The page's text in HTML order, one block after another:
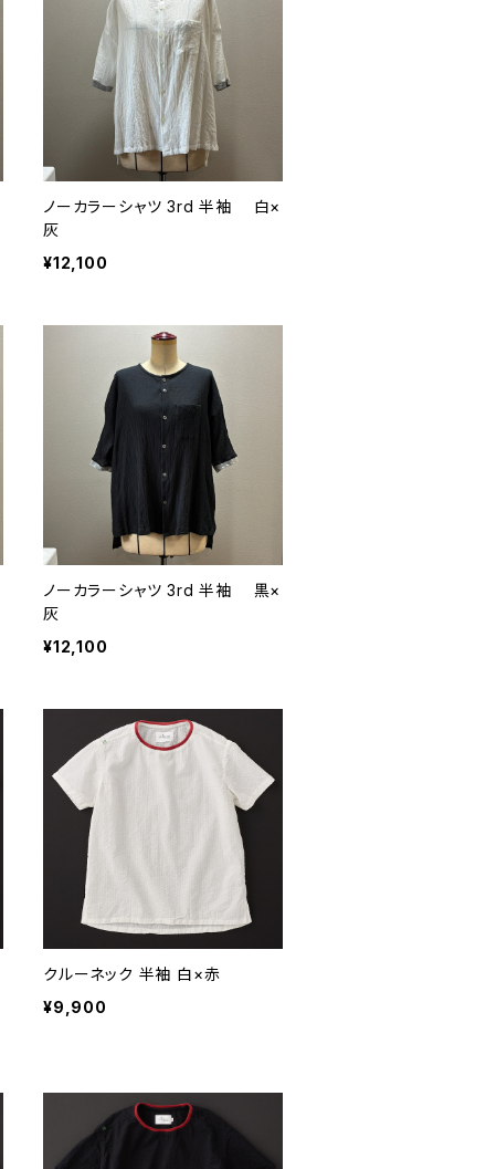
ノーカラーシャツ 3rd 半袖 白×
灰
¥12,100
ノーカラーシャツ 3rd 半袖 黒×
灰
¥12,100
クルーネック 半袖 白×赤
¥9,900